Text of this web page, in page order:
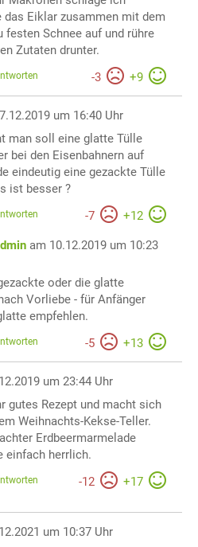
das Eiklar zusammen mit dem
festen Schnee auf und rühre
Zutaten drunter.
-3 +9
um 16:40 Uhr
man soll eine glatte Tülle
bei den Eisenbahnern auf
eindeutig eine gezackte Tülle
ist besser ?
-7 +12
am 10.12.2019 um 10:23
oder die glatte
Vorliebe - für Anfänger
empfehlen.
-5 +13
um 23:44 Uhr
gutes Rezept und macht sich
Weihnachts-Kekse-Teller.
Erdbeermarmelade
einfach herrlich.
-12 +17
um 10:37 Uhr